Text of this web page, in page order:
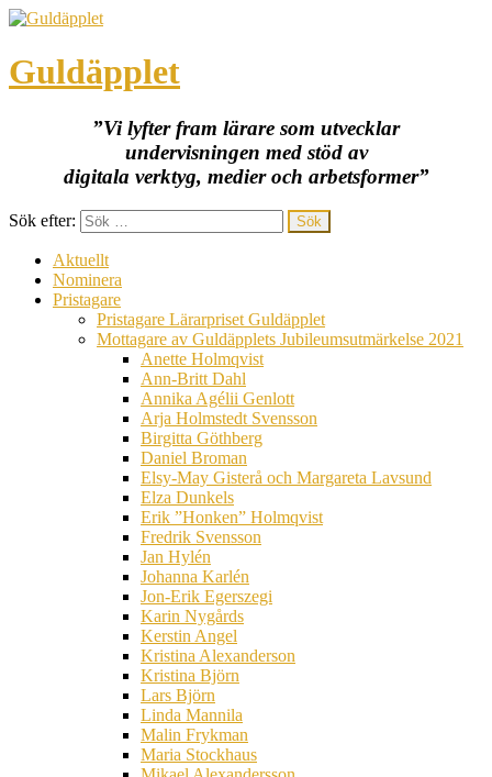
Guldäpplet
”Vi lyfter fram lärare som utvecklar
undervisningen med stöd av
digitala verktyg, medier och arbetsformer”
Sök efter:
Aktuellt
Nominera
Pristagare
Pristagare Lärarpriset Guldäpplet
Mottagare av Guldäpplets Jubileumsutmärkelse 2021
Anette Holmqvist
Ann-Britt Dahl
Annika Agélii Genlott
Arja Holmstedt Svensson
Birgitta Göthberg
Daniel Broman
Elsy-May Gisterå och Margareta Lavsund
Elza Dunkels
Erik ”Honken” Holmqvist
Fredrik Svensson
Jan Hylén
Johanna Karlén
Jon-Erik Egerszegi
Karin Nygårds
Kerstin Angel
Kristina Alexanderson
Kristina Björn
Lars Björn
Linda Mannila
Malin Frykman
Maria Stockhaus